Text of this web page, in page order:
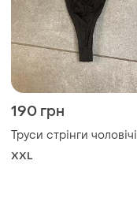
190 грн
Труси стрінги чоловічі
XXL